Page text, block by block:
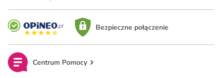
Bezpieczne połączenie
Centrum Pomocy